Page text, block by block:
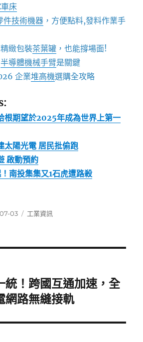
床
件技術機器 ，方便點料,發料作業手
緻包裝茶葉罐 ，也能撐場面!
半導體機械手臂是關鍵
企業堆高機選購全攻略
根期望於2025年成為世界上第一
太陽光電 居民批偷跑
啟動預約
南投集集又1石虎遭路殺
03
分
工業資訊
統！跨國互通加速，全
網路無縫接軌